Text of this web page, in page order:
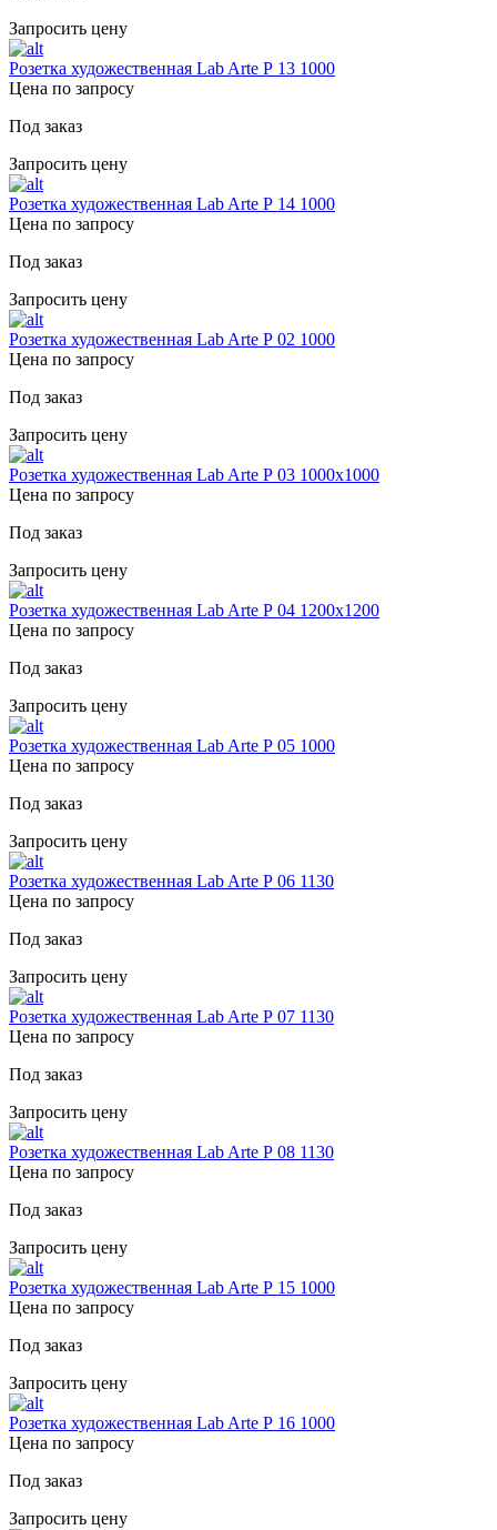
Запросить цену
Розетка художественная Lab Arte Р 13 1000
Цена по запросу
Под заказ
Запросить цену
Розетка художественная Lab Arte Р 14 1000
Цена по запросу
Под заказ
Запросить цену
Розетка художественная Lab Arte Р 02 1000
Цена по запросу
Под заказ
Запросить цену
Розетка художественная Lab Arte Р 03 1000х1000
Цена по запросу
Под заказ
Запросить цену
Розетка художественная Lab Arte Р 04 1200х1200
Цена по запросу
Под заказ
Запросить цену
Розетка художественная Lab Arte Р 05 1000
Цена по запросу
Под заказ
Запросить цену
Розетка художественная Lab Arte Р 06 1130
Цена по запросу
Под заказ
Запросить цену
Розетка художественная Lab Arte Р 07 1130
Цена по запросу
Под заказ
Запросить цену
Розетка художественная Lab Arte Р 08 1130
Цена по запросу
Под заказ
Запросить цену
Розетка художественная Lab Arte Р 15 1000
Цена по запросу
Под заказ
Запросить цену
Розетка художественная Lab Arte Р 16 1000
Цена по запросу
Под заказ
Запросить цену